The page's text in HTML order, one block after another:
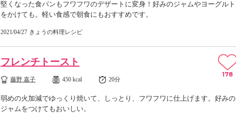
堅くなった食パンもフワフワのデザートに変身！好みのジャムやヨーグルト
をかけても。軽い食感で朝食にもおすすめです。
2021/04/27 きょうの料理レシピ
フレンチトースト
藤野 嘉子 450 kcal 20分
弱めの火加減でゆっくり焼いて、しっとり、フワフワに仕上げます。好みの
ジャムをつけてもおいしい。
178